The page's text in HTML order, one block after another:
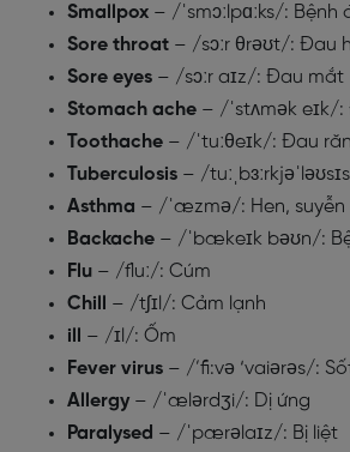
Smallpox – /ˈsmɔːlpɑːks/: Bệnh
Sore throat – /sɔːr θrəʊt/: Đau
Sore eyes – /sɔːr aɪz/: Đau mắt
Stomach ache – /ˈstʌmək eɪk/
Toothache – /ˈtuːθeɪk/: Đau
Tuberculosis – /
Asthma – /ˈæzmə/: Hen, suyễn
Backache – /ˈbækeɪk bəʊn/:
Flu – /fluː/: Cúm
Chill
– /tʃɪl/: Cảm lạnh
ill
– /ɪl/: Ốm
Fever virus – /’fi:və ‘vaiərəs/:
Allergy – /ˈælərdʒi/: Dị ứng
Paralysed – /ˈpærəlaɪz/: Bị liệt